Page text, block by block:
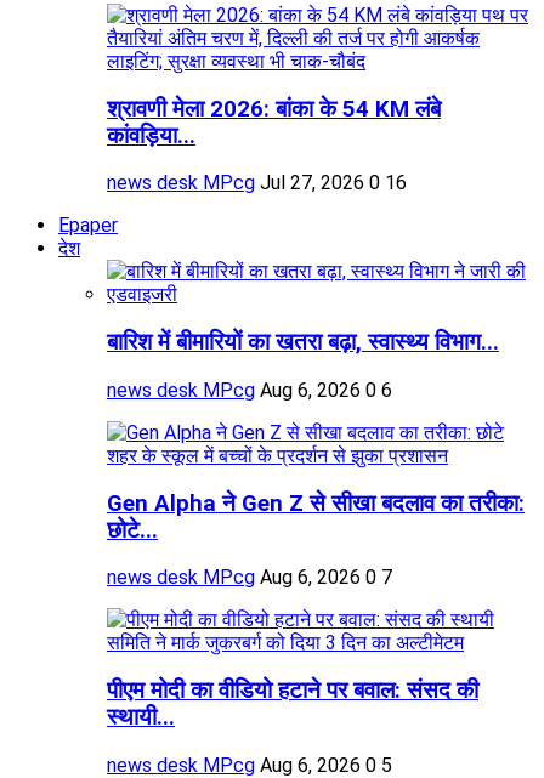
श्रावणी मेला 2026: बांका के 54 KM लंबे
कांवड़िया...
news desk MPcg Jul 27, 2026 0 16
Epaper
देश
बारिश में बीमारियों का खतरा बढ़ा, स्वास्थ्य विभाग...
news desk MPcg Aug 6, 2026 0 6
Gen Alpha ने Gen Z से सीखा बदलाव का तरीका:
छोटे...
news desk MPcg Aug 6, 2026 0 7
पीएम मोदी का वीडियो हटाने पर बवाल: संसद की
स्थायी...
news desk MPcg Aug 6, 2026 0 5